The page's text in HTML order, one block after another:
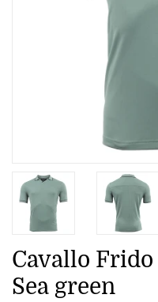
Cavallo
Sea green